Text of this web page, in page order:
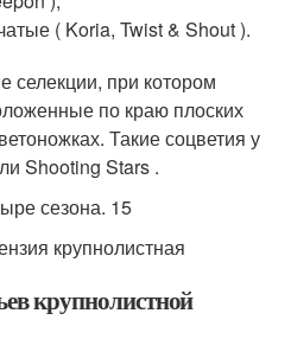
( Koria, Twist & Shout ).
селекции, при котором
по краю плоских
Такие соцветия у
Shooting Stars .
крупнолистная
крупнолистной